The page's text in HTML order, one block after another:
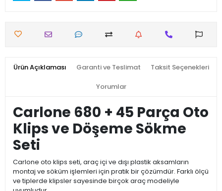
Ürün Açıklaması Garanti ve Teslimat Taksit Seçenekleri
Yorumlar
Carlone 680 + 45 Parça Oto
Klips ve Döşeme Sökme
Seti
Carlone oto klips seti, araç içi ve dışı plastik aksamların
montaj ve söküm işlemleri için pratik bir çözümdür. Farklı ölçü
ve tiplerde klipsler sayesinde birçok araç modeliyle